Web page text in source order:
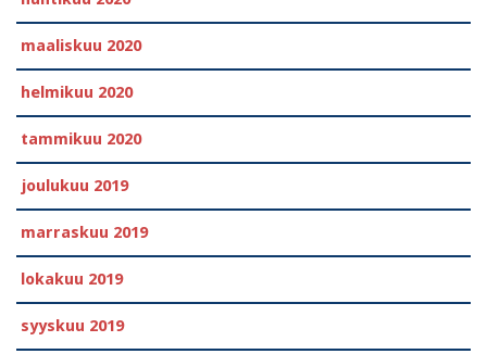
maaliskuu 2020
helmikuu 2020
tammikuu 2020
joulukuu 2019
marraskuu 2019
lokakuu 2019
syyskuu 2019